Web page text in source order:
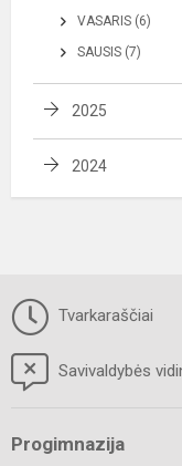
VASARIS (6)
SAUSIS (7)
2025
2024
Tvarkaraščiai
Savivaldybės
Progimnazija